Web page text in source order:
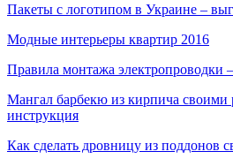
Пакеты с логотипом в Украине –
Модные интерьеры квартир 2016
Правила монтажа
Мангал барбекю из кирпича
инструкция
Как сделать дровницу из поддонов